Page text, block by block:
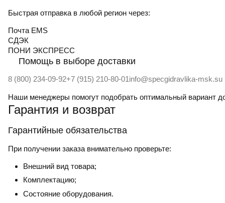
Быстрая отправка в любой регион через:
Почта EMS
СДЭК
ПOНИ ЭКСПРЕСС
Помощь в выборе доставки
8 (800) 234-09-92+7 (915) 210-80-01info@specgidravlika-msk.su
Наши менеджеры помогут подобрать оптимальный вариант
Гарантия и возврат
Гарантийные обязательства
При получении заказа внимательно проверьте:
Внешний вид товара;
Комплектацию;
Состояние оборудования.